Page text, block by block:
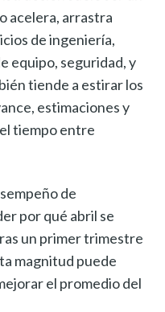
acelera, arrastra
de ingeniería,
equipo, seguridad, y
tiende a estirar los
estimaciones y
tiempo entre
de
por qué abril se
un primer trimestre
magnitud puede
el promedio del